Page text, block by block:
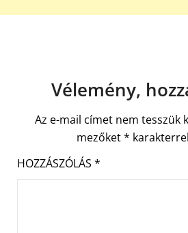
Vélemény,
Az e-mail címet nem tesszük
mezőket*
HOZZÁSZÓLÁS *